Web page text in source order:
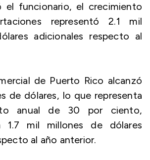
el funcionario, el crecimiento
representó 2.1 mil
adicionales respecto al
de Puerto Rico alcanzó
de dólares, lo que representa
anual de 30 por ciento,
1.7 mil millones de dólares
al año anterior.